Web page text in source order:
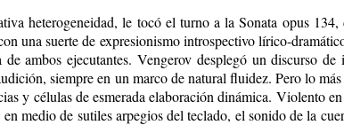
heterogeneidad, le tocó el turno a la Sonata opus
una suerte de expresionismo introspectivo lírico-
ambos ejecutantes. Vengerov desplegó un discurso
siempre en un marco de natural fluidez. Pero lo
y células de esmerada elaboración dinámica. Violento
medio de sutiles arpegios del teclado, el sonido de la